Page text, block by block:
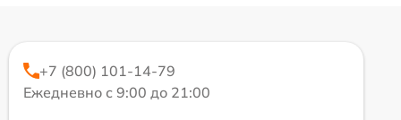
+7 (800) 101-14-79
Ежедневно с 9:00 до 21:00